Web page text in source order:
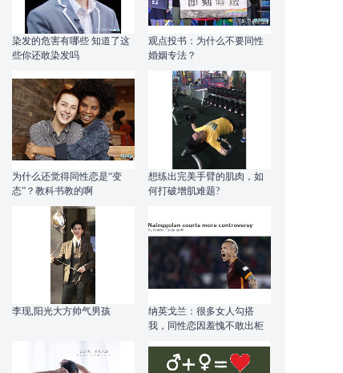
染发的危害有哪些 知道了这
些你还敢染发吗
观点投书：为什么不要同性
婚姻专法？
为什么还觉得同性恋是“变
态”？教科书教的啊
想练出完美手臂的肌肉，如
何打破增肌难题?
李现,阳光大方帅气男孩
纳英戈兰：很多女人勾搭
我，同性恋因羞愧不敢出柜